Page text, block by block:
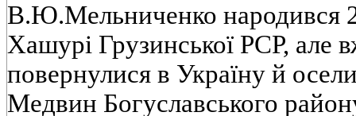
В.Ю.Мельниченко народився
Хашурi Грузинської РСР, але
повернулися в Україну й
Медвин Богуславського